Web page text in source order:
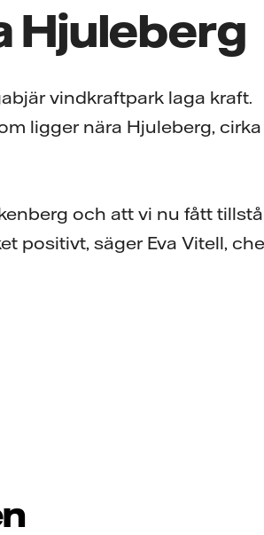
Hjuleberg
vindkraftpark laga kraft.
ligger nära Hjuleberg, cirka
och att vi nu fått
positivt, säger Eva Vitell,